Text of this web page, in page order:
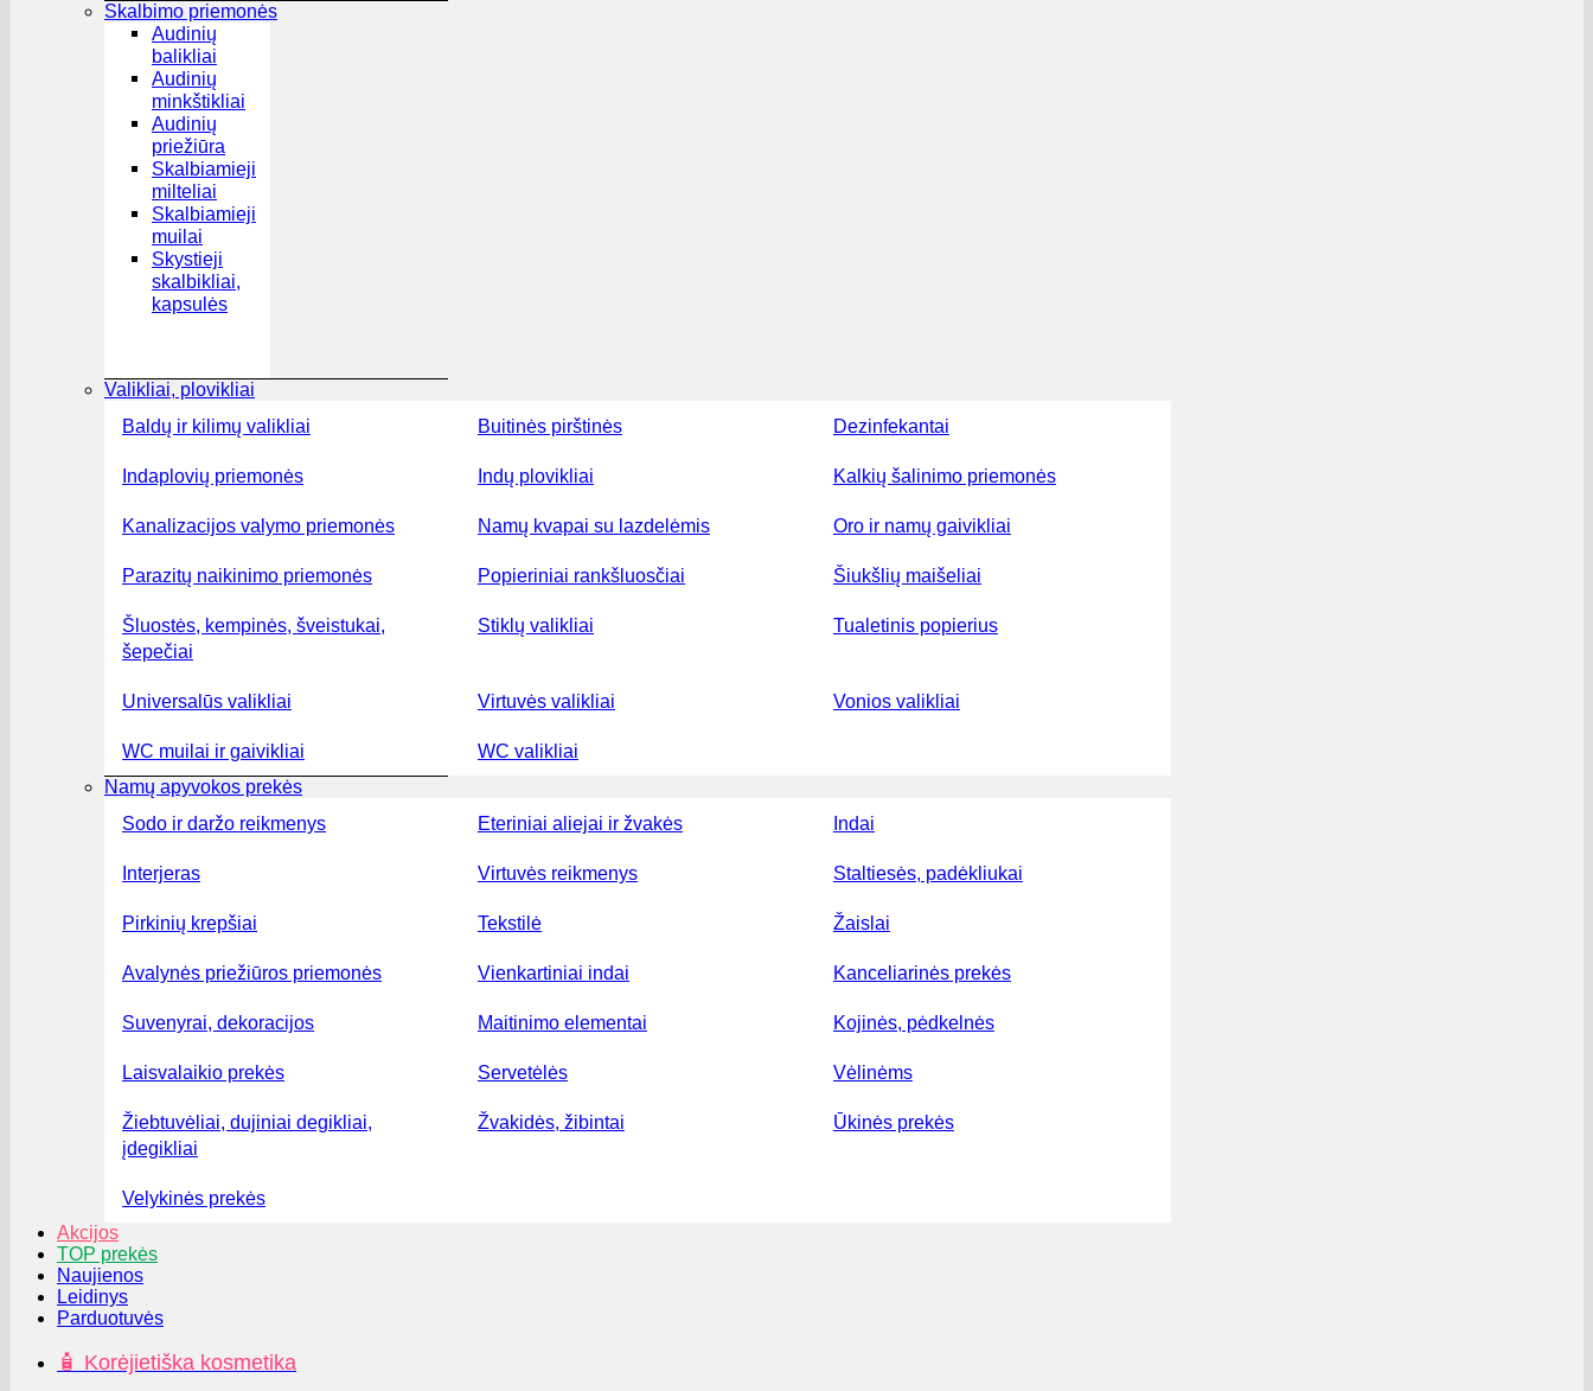
Skalbimo priemonės
Audinių
balikliai
Audinių
minkštikliai
Audinių
priežiūra
Skalbiamieji
milteliai
Skalbiamieji
muilai
Skystieji
skalbikliai,
kapsulės
Valikliai, plovikliai
Baldų ir kilimų valikliai Buitinės pirštinės Dezinfekantai
Indaplovių priemonės Indų plovikliai Kalkių šalinimo priemonės
Kanalizacijos valymo priemonės Namų kvapai su lazdelėmis Oro ir namų gaivikliai
Parazitų naikinimo priemonės Popieriniai rankšluosčiai Šiukšlių maišeliai
Šluostės, kempinės, šveistukai,
šepečiai
Stiklų valikliai Tualetinis popierius
Universalūs valikliai Virtuvės valikliai Vonios valikliai
WC muilai ir gaivikliai WC valikliai
Namų apyvokos prekės
Sodo ir daržo reikmenys Eteriniai aliejai ir žvakės Indai
Interjeras Virtuvės reikmenys Staltiesės, padėkliukai
Pirkinių krepšiai Tekstilė Žaislai
Avalynės priežiūros priemonės Vienkartiniai indai Kanceliarinės prekės
Suvenyrai, dekoracijos Maitinimo elementai Kojinės, pėdkelnės
Laisvalaikio prekės Servetėlės Vėlinėms
Žiebtuvėliai, dujiniai degikliai,
įdegikliai
Žvakidės, žibintai Ūkinės prekės
Velykinės prekės
Akcijos
TOP prekės
Naujienos
Leidinys
Parduotuvės
🧴 Korėjietiška kosmetika